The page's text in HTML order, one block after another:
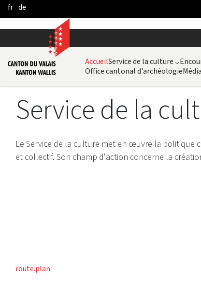
Pular para o Conteúdo principal
fr de
AccueilService de la culture ⌵
Office cantonal d'archéologie
Service de la
Le Service de la culture met en œuvre la politique
et collectif. Son champ d'action concerne la
route.plan